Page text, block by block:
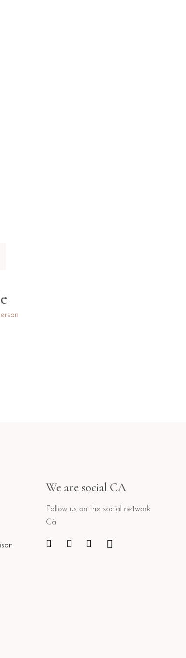
We are social CA
Follow us on the social network
Cà